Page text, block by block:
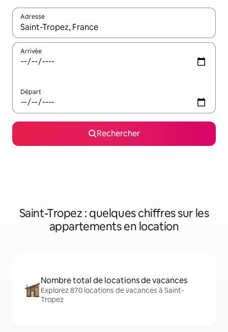
Adresse
Lorsque les résultats s'affichent, utilisez les flèches vers le
Arrivée
Départ
Rechercher
Saint-Tropez : quelques chiffres sur les
appartements en location
Nombre total de locations de vacances
Explorez 870 locations de vacances à Saint-
Tropez